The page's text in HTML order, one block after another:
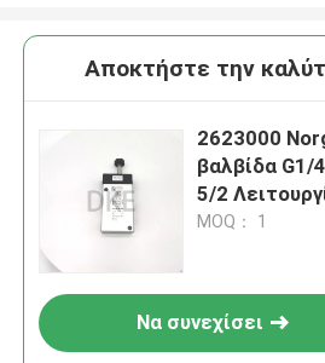
Αποκτήστε την
2623000
βαλβίδα
5/2
Κατασκευή
MOQ： 1
Να συνεχίσει